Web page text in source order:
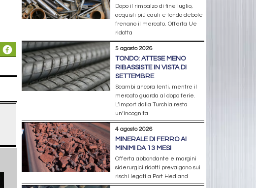
Dopo il rimbalzo di fine luglio,
acquisti più cauti e tondo debole
frenano il mercato. Offerta Ue
ridotta
5 agosto 2026
TONDO: ATTESE MENO
RIBASSISTE IN VISTA DI
SETTEMBRE
Scambi ancora lenti, mentre il
mercato guarda al dopo ferie.
L’import dalla Turchia resta
un’incognita
4 agosto 2026
MINERALE DI FERRO AI
MINIMI DA 13 MESI
Offerta abbondante e margini
siderurgici ridotti prevalgono sui
rischi legati a Port Hedland